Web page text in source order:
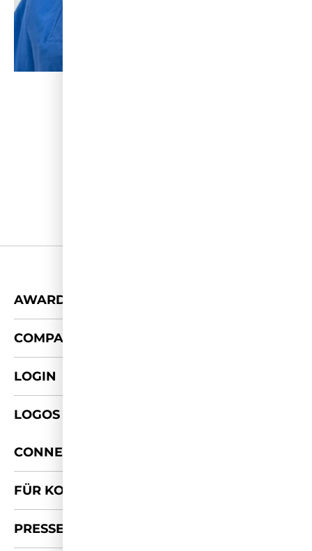
AWARDS
COMPANY
LOGIN
LOGOS & FOTOS
CONNECT
FÜR KOOPERATIONEN
PRESSE-KIT